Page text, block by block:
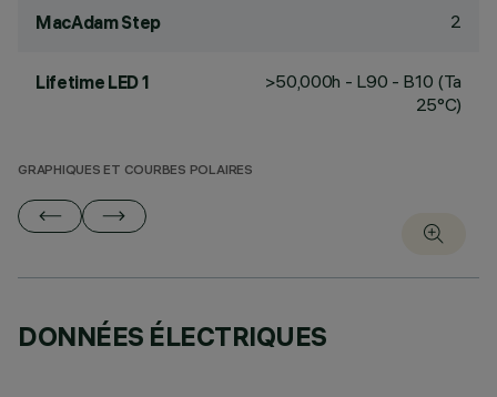
MacAdam Step 2
Lifetime LED 1
>50,000h - L90 - B10 (Ta
25°C)
GRAPHIQUES ET COURBES POLAIRES
DONNÉES ÉLECTRIQUES